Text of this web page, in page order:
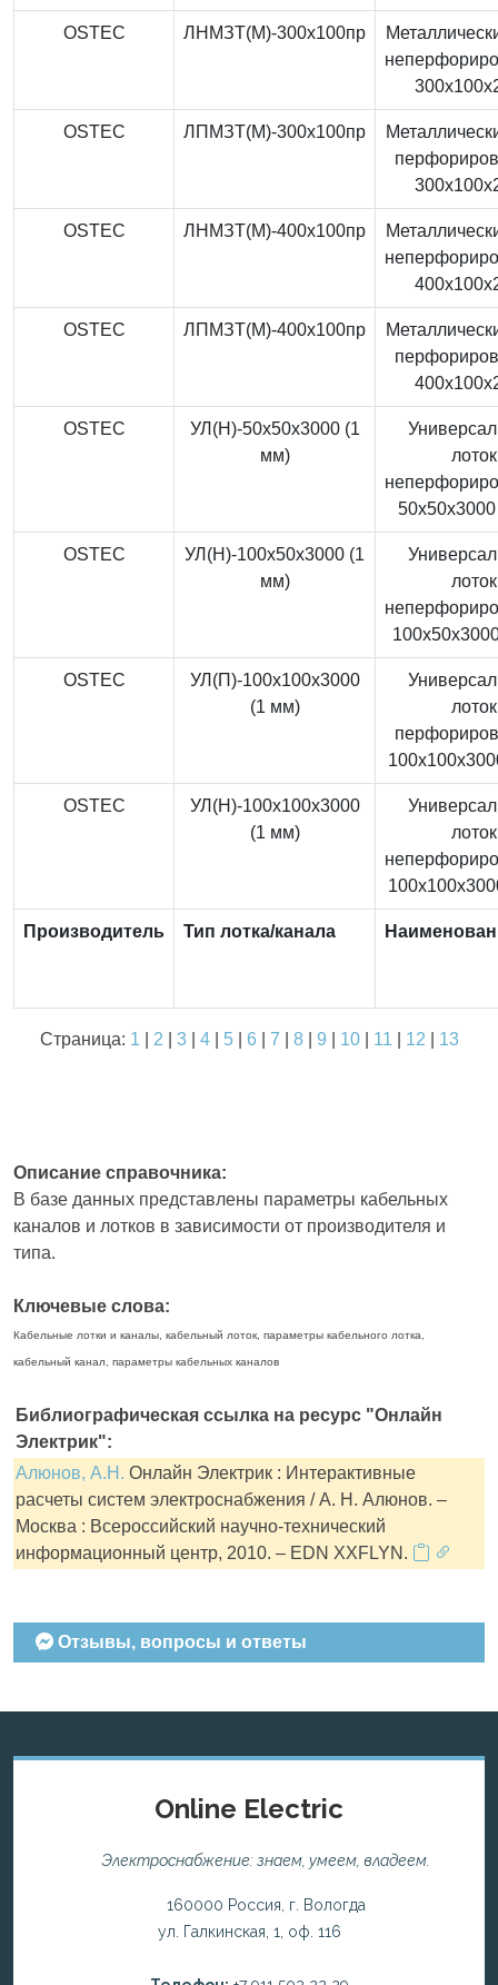
OSTEC ЛНМЗТ(М)-300x100пр
OSTEC ЛПМЗТ(М)-300x100пр
OSTEC ЛНМЗТ(М)-400x100пр
OSTEC ЛПМЗТ(М)-400x100пр
OSTEC
УЛ(Н)-50x50x3000 (1
мм)
лоток
OSTEC
УЛ(Н)-100x50x3000 (1
мм)
лоток
OSTEC
УЛ(П)-100x100x3000
(1 мм)
лоток
OSTEC
УЛ(Н)-100x100x3000
(1 мм)
лоток
Производитель Тип лотка/канала
Страница: 1 2 3| 4| 5| 6 7 8| 9 10| 11 12 13
Описание справочника:
В базе данных представлены параметры кабельных
каналов и лотков в зависимости от производителя и
типа.
Ключевые слова:
Кабельные лотки и каналы, кабельный лоток, параметры кабельного лотка,
кабельный канал, параметры кабельных каналов
Библиографическая ссылка на ресурс "Онлайн
Электрик":
Алюнов, А.Н. Онлайн Электрик : Интерактивные
расчеты систем электроснабжения / А. Н. Алюнов. –
Москва : Всероссийский научно-технический
информационный центр, 2010. – EDN XXFLYN.
Отзывы, вопросы и ответы
Online Electric
Электроснабжение: знаем, умеем, владеем.
160000 Россия, г. Вологда
ул. Галкинская, 1, оф. 116